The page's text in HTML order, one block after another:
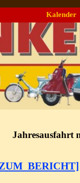
▼
Kalender
Jahresausfahrt
BERICHT]